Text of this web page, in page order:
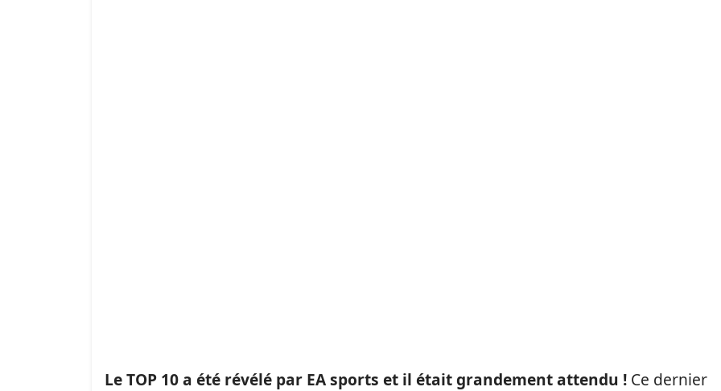
Le TOP 10 a été révélé par EA sports et il était grandement attendu ! Ce dernier